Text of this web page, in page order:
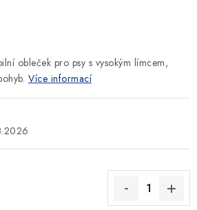
obleček pro psy s vysokým límcem,
Více informací